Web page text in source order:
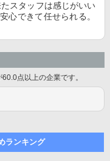
スタッフは感じがいい
心できて任せられる。
点以上の企業です。
ランキング